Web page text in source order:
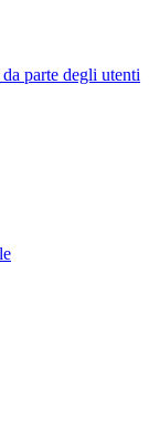
parte degli utenti